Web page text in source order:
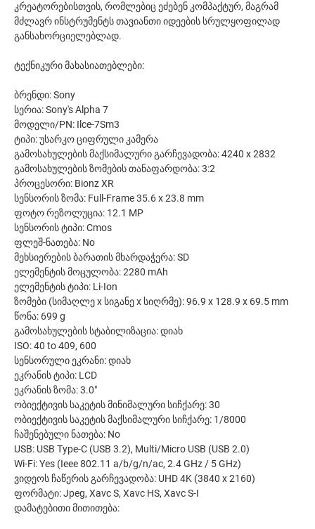
კრეატორებისთვის, რომლებიც ეძებენ კომპაქტურ, მაგრამ
მძლავრ ინსტრუმენტს თავიანთი იდეების სრულყოფილად
განსახორციელებლად.
ტექნიკური მახასიათებლები:
ბრენდი: Sony
სერია: Sony's Alpha 7
მოდელი/PN: Ilce-7Sm3
ტიპი: უსარკო ციფრული კამერა
გამოსახულების მაქსიმალური გარჩევადობა: 4240 x 2832
გამოსახულების ზომების თანაფარდობა: 3:2
პროცესორი: Bionz XR
სენსორის ზომა: Full-Frame 35.6 x 23.8 mm
ფოტო რეზოლუცია: 12.1 MP
სენსორის ტიპი: Cmos
ფლეშ-ნათება: No
მეხსიერების ბარათის მხარდაჭერა: SD
ელემენტის მოცულობა: 2280 mAh
ელემენტის ტიპი: Li-Ion
ზომები (სიმაღლე x სიგანე x სიღრმე): 96.9 x 128.9 x 69.5 mm
წონა: 699 g
გამოსახულების სტაბილიზაცია: დიახ
ISO: 40 to 409, 600
სენსორული ეკრანი: დიახ
ეკრანის ტიპი: LCD
ეკრანის ზომა: 3.0"
ობიექტივის საკეტის მინიმალური სიჩქარე: 30
ობიექტივის საკეტის მაქსიმალური სიჩქარე: 1/8000
ჩაშენებული ნათება: No
USB: USB Type-C (USB 3.2), Multi/Micro USB (USB 2.0)
Wi-Fi: Yes (Ieee 802.11 a/b/g/n/ac, 2.4 GHz / 5 GHz)
ვიდეოს ჩაწერის გარჩევადობა: UHD 4K (3840 x 2160)
ფორმატი: Jpeg, Xavc S, Xavc HS, Xavc S-I
დამატებითი მითითება: